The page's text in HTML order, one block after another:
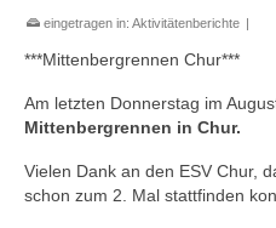
eingetragen in: Aktivitätenberichte |
***Mittenbergrennen Chur***
Am letzten Donnerstag im
Mittenbergrennen in Chur.
Vielen Dank an den ESV Chur,
schon zum 2. Mal stattfinden